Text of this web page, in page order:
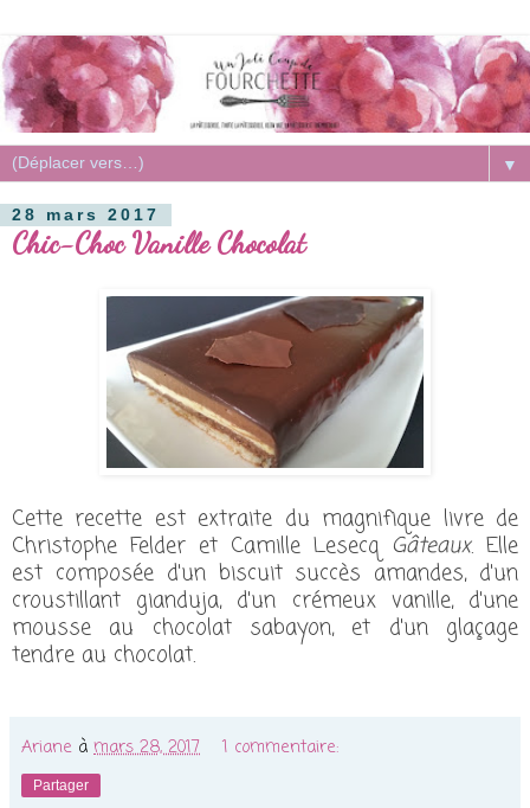
▼
28 mars 2017
Chic-Choc Vanille Chocolat
Cette recette est extraite du magnifique livre de
Christophe Felder et Camille Lesecq Gâteaux. Elle
est composée d'un biscuit succès amandes, d'un
croustillant gianduja, d'un crémeux vanille, d'une
mousse au chocolat sabayon, et d'un glaçage
tendre au chocolat.
Ariane à mars 28, 2017 1 commentaire:
Partager